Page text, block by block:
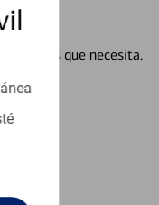
que necesita.